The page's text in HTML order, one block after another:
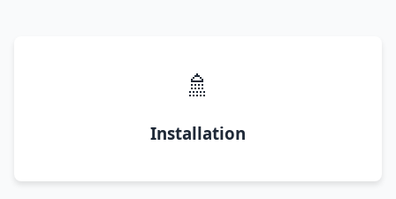
🚿
Installation